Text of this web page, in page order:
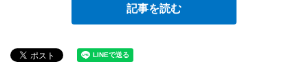
記事を読む